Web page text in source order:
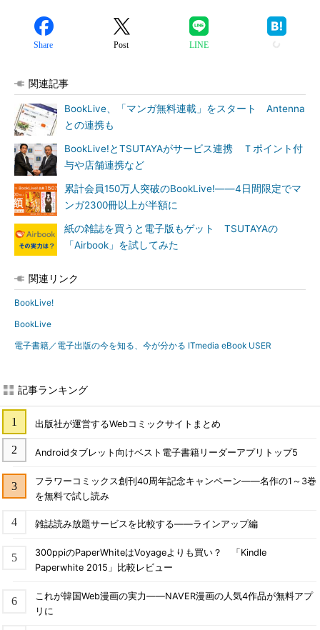
Share Post LINE
関連記事
BookLive、「マンガ無料連載」をスタート Antenna
との連携も
BookLive!とTSUTAYAがサービス連携 Ｔポイント付
与や店舗連携など
累計会員150万人突破のBookLive!――4日間限定でマ
ンガ2300冊以上が半額に
紙の雑誌を買うと電子版もゲット TSUTAYAの
「Airbook」を試してみた
関連リンク
BookLive!
BookLive
電子書籍／電子出版の今を知る、今が分かる ITmedia eBook USER
記事ランキング
出版社が運営するWebコミックサイトまとめ
Androidタブレット向けベスト電子書籍リーダーアプリトップ5
フラワーコミックス創刊40周年記念キャンペーン――名作の1～3巻
を無料で試し読み
雑誌読み放題サービスを比較する――ラインアップ編
300ppiのPaperWhiteはVoyageよりも買い？ 「Kindle
Paperwhite 2015」比較レビュー
これが韓国Web漫画の実力――NAVER漫画の人気4作品が無料アプ
リに